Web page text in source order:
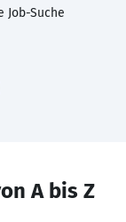
Job-Suche
A bis Z